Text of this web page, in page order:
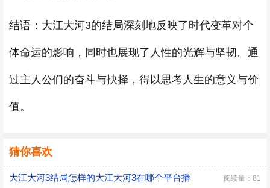
结语：大江大河3的结局深刻地反映了时代变革对个
体命运的影响，同时也展现了人性的光辉与坚韧。通
过主人公们的奋斗与抉择，得以思考人生的意义与价
值。
猜你喜欢
大江大河3结局怎样的大江大河3在哪个平台播 阅读量：81